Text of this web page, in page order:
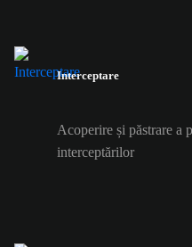
Interceptare
Acoperire și păstrare a
interceptărilor